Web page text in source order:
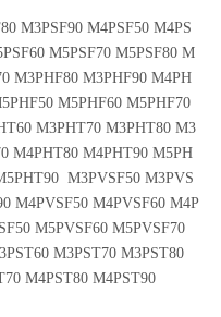
M3PSF90 M4PSF50 M4PS
M5PSF70 M5PSF80 M
M3PHF80 M3PHF90 M4PH
M5PHF60 M5PHF70
M3PHT70 M3PHT80 M3
M4PHT80 M4PHT90 M5PH
M3PVSF50 M3PVS
M4PVSF50 M4PVSF60 M4P
M5PVSF60 M5PVSF70
M3PST70 M3PST80
M4PST80 M4PST90